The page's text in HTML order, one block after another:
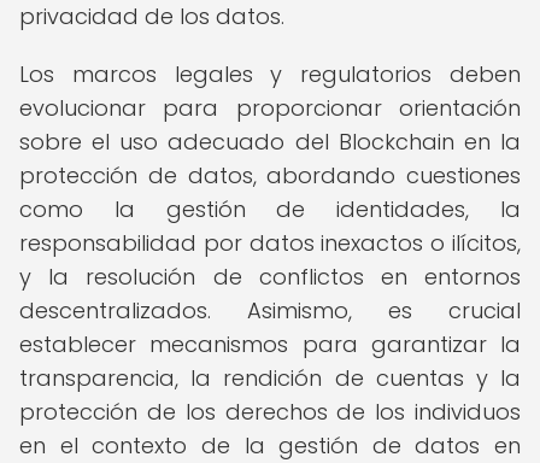
privacidad de los datos.
Los marcos legales y regulatorios deben
evolucionar para proporcionar orientación
sobre el uso adecuado del Blockchain en la
protección de datos, abordando cuestiones
como la gestión de identidades, la
responsabilidad por datos inexactos o ilícitos,
y la resolución de conflictos en entornos
descentralizados. Asimismo, es crucial
establecer mecanismos para garantizar la
transparencia, la rendición de cuentas y la
protección de los derechos de los individuos
en el contexto de la gestión de datos en